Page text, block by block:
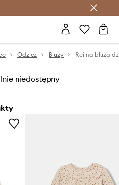
z Answear Club >
Odzież Bluzy Reima bluza
niedostępny